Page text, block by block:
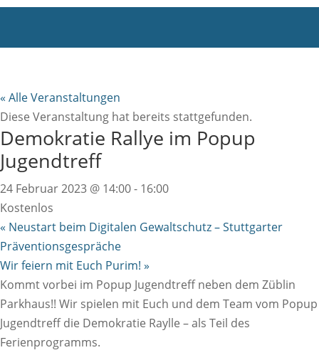
« Alle Veranstaltungen
Diese Veranstaltung hat bereits stattgefunden.
Demokratie Rallye im Popup
Jugendtreff
24 Februar 2023 @ 14:00- 16:00
Kostenlos
« Neustart beim Digitalen Gewaltschutz – Stuttgarter
Präventionsgespräche
Wir feiern mit Euch Purim! »
Kommt vorbei im Popup Jugendtreff neben dem Züblin
Parkhaus!! Wir spielen mit Euch und dem Team vom Popup
Jugendtreff die Demokratie Raylle – als Teil des
Ferienprogramms.